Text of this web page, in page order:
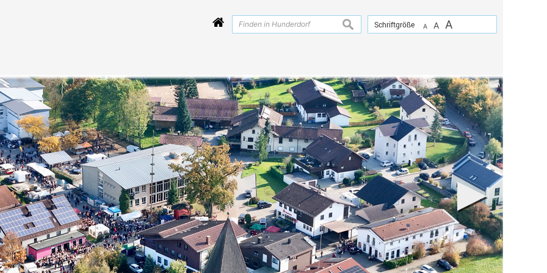
Schriftgröße A A A
suchen